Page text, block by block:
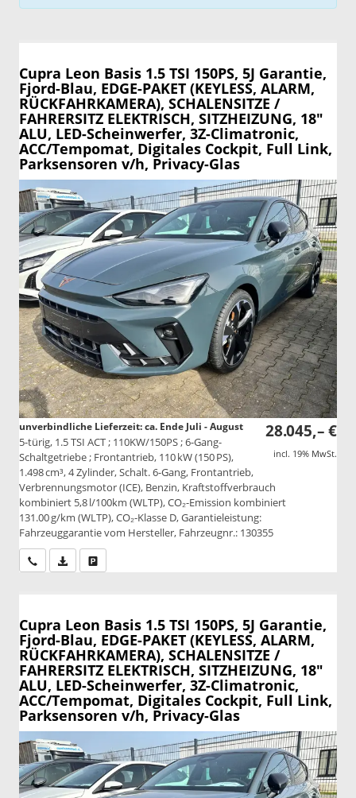
Cupra Leon Basis 1.5 TSI 150PS, 5J Garantie,
Fjord-Blau, EDGE-PAKET (KEYLESS, ALARM,
RÜCKFAHRKAMERA), SCHALENSITZE /
FAHRERSITZ ELEKTRISCH, SITZHEIZUNG, 18"
ALU, LED-Scheinwerfer, 3Z-Climatronic,
ACC/Tempomat, Digitales Cockpit, Full Link,
Parksensoren v/h, Privacy-Glas
28.045,– €
incl. 19% MwSt.
unverbindliche Lieferzeit: ca. Ende Juli - August
5-türig, 1.5 TSI ACT ; 110KW/150PS ; 6-Gang-
Schaltgetriebe ; Frontantrieb, 110 kW (150 PS),
1.498 cm³, 4 Zylinder, Schalt. 6-Gang, Frontantrieb,
Verbrennungsmotor (ICE), Benzin, Kraftstoffverbrauch
kombiniert 5,8 l/100km (WLTP), CO₂-Emission kombiniert
131.00 g/km (WLTP), CO₂-Klasse D, Garantieleistung:
Fahrzeuggarantie vom Hersteller, Fahrzeugnr.: 130355
Wir rufen Sie anPDF-Datei, Fahrzeugexposé drucken
Cupra Leon Basis 1.5 TSI 150PS, 5J Garantie,
Fjord-Blau, EDGE-PAKET (KEYLESS, ALARM,
RÜCKFAHRKAMERA), SCHALENSITZE /
FAHRERSITZ ELEKTRISCH, SITZHEIZUNG, 18"
ALU, LED-Scheinwerfer, 3Z-Climatronic,
ACC/Tempomat, Digitales Cockpit, Full Link,
Parksensoren v/h, Privacy-Glas